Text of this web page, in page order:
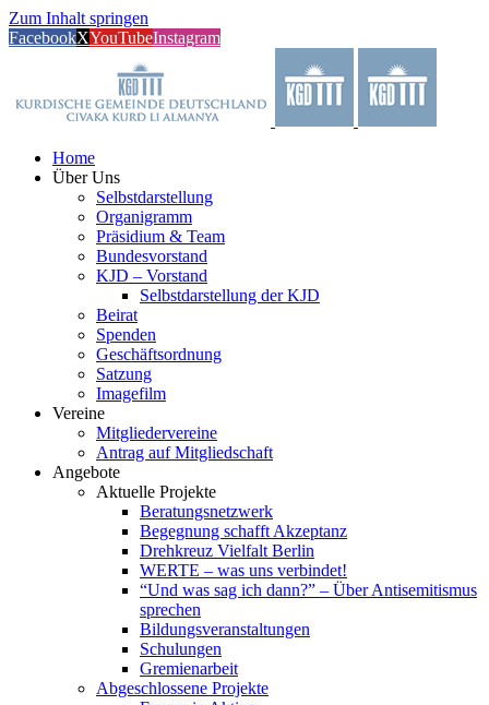
Zum Inhalt springen
FacebookXYouTubeInstagram
Home
Über Uns
Selbstdarstellung
Organigramm
Präsidium & Team
Bundesvorstand
KJD – Vorstand
Selbstdarstellung der KJD
Beirat
Spenden
Geschäftsordnung
Satzung
Imagefilm
Vereine
Mitgliedervereine
Antrag auf Mitgliedschaft
Angebote
Aktuelle Projekte
Beratungsnetzwerk
Begegnung schafft Akzeptanz
Drehkreuz Vielfalt Berlin
WERTE – was uns verbindet!
“Und was sag ich dann?” – Über Antisemitismus
sprechen
Bildungsveranstaltungen
Schulungen
Gremienarbeit
Abgeschlossene Projekte